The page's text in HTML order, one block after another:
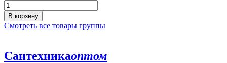
В корзину
Смотреть все товары группы
Сантехникаоптом